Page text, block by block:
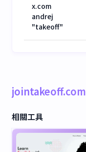
x.com
andrej
"takeoff"
jointakeoff.com
相關工具